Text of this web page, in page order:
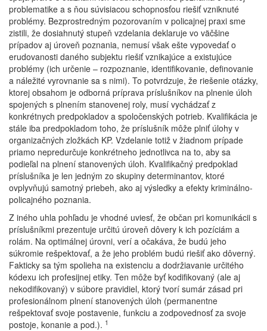
problematike a s ňou súvisiacou schopnosťou riešiť vzniknuté
problémy. Bezprostredným pozorovaním v policajnej praxi sme
zistili, že dosiahnutý stupeň vzdelania deklaruje vo väčšine
prípadov aj úroveň poznania, nemusí však ešte vypovedať o
erudovanosti daného subjektu riešiť vznikajúce a existujúce
problémy (ich určenie – rozpoznanie, identifikovanie, definovanie
a náležité vyrovnanie sa s nimi). To potvrdzuje, že riešenie otázky,
ktorej obsahom je odborná príprava príslušníkov na plnenie úloh
spojených s plnením stanovenej roly, musí vychádzať z
konkrétnych predpokladov a spoločenských potrieb. Kvalifikácia je
stále iba predpokladom toho, že príslušník môže plniť úlohy v
organizačných zložkách KP. Vzdelanie totiž v žiadnom prípade
priamo nepredurčuje konkrétneho jednotlivca na to, aby sa
podieľal na plnení stanovených úloh. Kvalifikačný predpoklad
príslušníka je len jedným zo skupiny determinantov, ktoré
ovplyvňujú samotný priebeh, ako aj výsledky a efekty kriminálno-
policajného poznania.
Z iného uhla pohľadu je vhodné uviesť, že občan pri komunikácii s
príslušníkmi prezentuje určitú úroveň dôvery k ich pozíciám a
rolám. Na optimálnej úrovni, verí a očakáva, že budú jeho
súkromie rešpektovať, a že jeho problém budú riešiť ako dôverný.
Fakticky sa tým spolieha na existenciu a dodržiavanie určitého
kódexu ich profesijnej etiky. Ten môže byť kodifikovaný (ale aj
nekodifikovaný) v súbore pravidiel, ktorý tvorí sumár zásad pri
profesionálnom plnení stanovených úloh (permanentne
rešpektovať svoje postavenie, funkciu a zodpovednosť za svoje
postoje, konanie a pod.). 1